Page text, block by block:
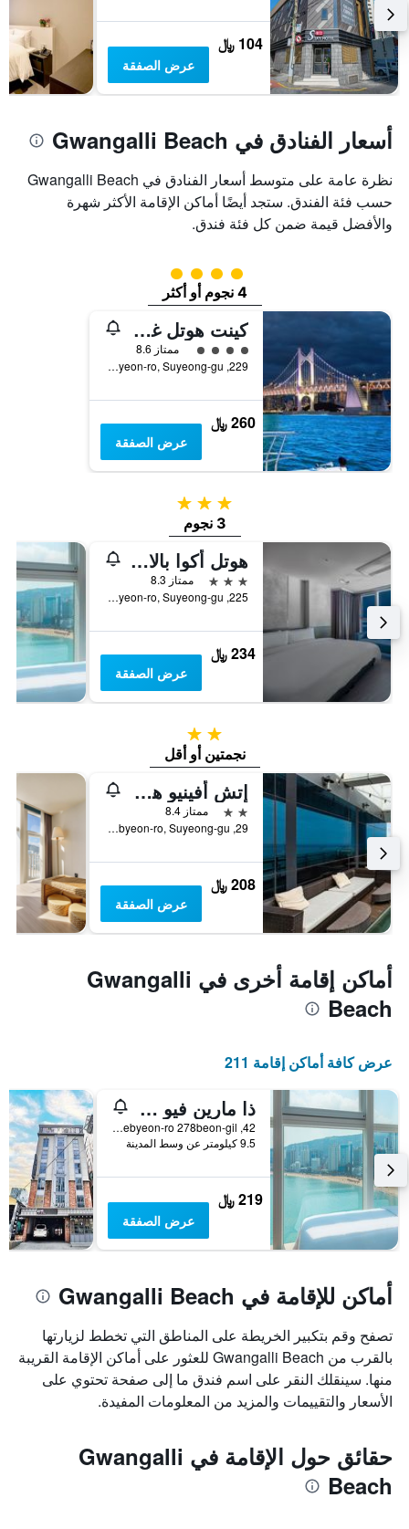
104 ﷼
عرض الصفقة
أسعار الفنادق في Gwangalli Beach
نظرة عامة على متوسط أسعار الفنادق في Gwangalli Beach
حسب فئة الفندق. ستجد أيضًا أماكن الإقامة الأكثر شهرة
والأفضل قيمة ضمن كل فئة فندق.
تقييم فئة 4
4 نجوم أو أكثر
كينت هوتل غوانغالي باي كينسينجتون
تقييم فئة 4
ممتاز 8.6
229, Gwanganhaebyeon-ro, Suyeong-gu, بوسان, كوريا الجنوبية
260 ﷼
عرض الصفقة
3 نجوم
3 نجوم
هوتل أكوا بالاس
3 نجوم
ممتاز 8.3
225, Gwanganhaebyeon-ro, Suyeong-gu, بوسان, كوريا الجنوبية
234 ﷼
عرض الصفقة
2 نجمتين
نجمتين أو أقل
إتش أفينيو هوتل جوانجالي
2 نجمتين
ممتاز 8.4
29, Millaksubyeon-ro, Suyeong-gu, بوسان, كوريا الجنوبية
208 ﷼
عرض الصفقة
أماكن إقامة أخرى في Gwangalli
Beach
عرض كافة أماكن إقامة 211
ذا مارين فيو هوتل
42, Gwanganhaebyeon-ro 278beon-gil, بوسان, كوريا الجنوبية
9.5 كيلومتر عن وسط المدينة
219 ﷼
عرض الصفقة
أماكن للإقامة في Gwangalli Beach
تصفح وقم بتكبير الخريطة على المناطق التي تخطط لزيارتها
بالقرب من Gwangalli Beach للعثور على أماكن الإقامة القريبة
منها. سينقلك النقر على اسم فندق ما إلى صفحة تحتوي على
الأسعار والتقييمات والمزيد من المعلومات المفيدة.
حقائق حول الإقامة في Gwangalli
Beach